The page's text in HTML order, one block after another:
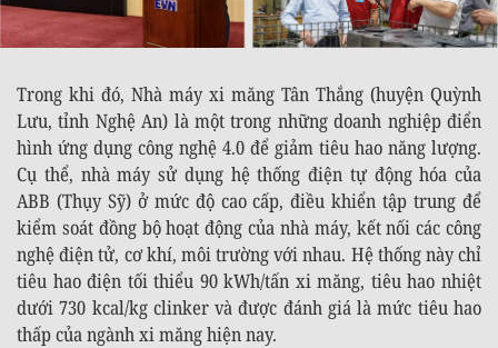
Trong khi đó, Nhà máy xi măng Tân Thắng (huyện Quỳnh
Lưu, tỉnh Nghệ An) là một trong những doanh nghiệp điển
hình ứng dụng công nghệ 4.0 để giảm tiêu hao năng lượng.
Cụ thể, nhà máy sử dụng hệ thống điện tự động hóa của
ABB (Thụy Sỹ) ở mức độ cao cấp, điều khiển tập trung để
kiểm soát đồng bộ hoạt động của nhà máy, kết nối các công
nghệ điện tử, cơ khí, môi trường với nhau. Hệ thống này chỉ
tiêu hao điện tối thiểu 90 kWh/tấn xi măng, tiêu hao nhiệt
dưới 730 kcal/kg clinker và được đánh giá là mức tiêu hao
thấp của ngành xi măng hiện nay.